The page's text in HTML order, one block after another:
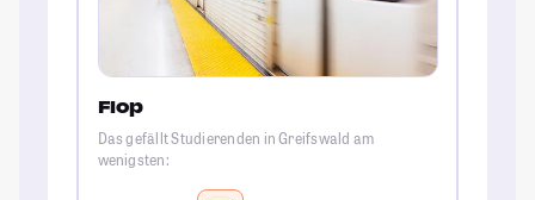
Flop
Das gefällt Studierenden in Greifswald am
wenigsten: